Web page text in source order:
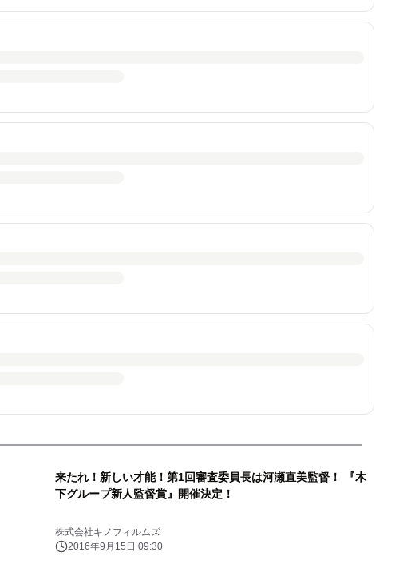
来たれ！新しい才能！第1回審査委員長は河瀬直美監督！ 『木
下グループ新人監督賞』開催決定！
株式会社キノフィルムズ
2016年9月15日 09:30